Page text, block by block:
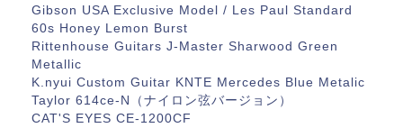
Gibson USA Exclusive Model / Les Paul Standard
60s Honey Lemon Burst
Rittenhouse Guitars J-Master Sharwood Green
Metallic
K.nyui Custom Guitar KNTE Mercedes Blue Metalic
Taylor 614ce-N（ナイロン弦バージョン）
CAT'S EYES CE-1200CF